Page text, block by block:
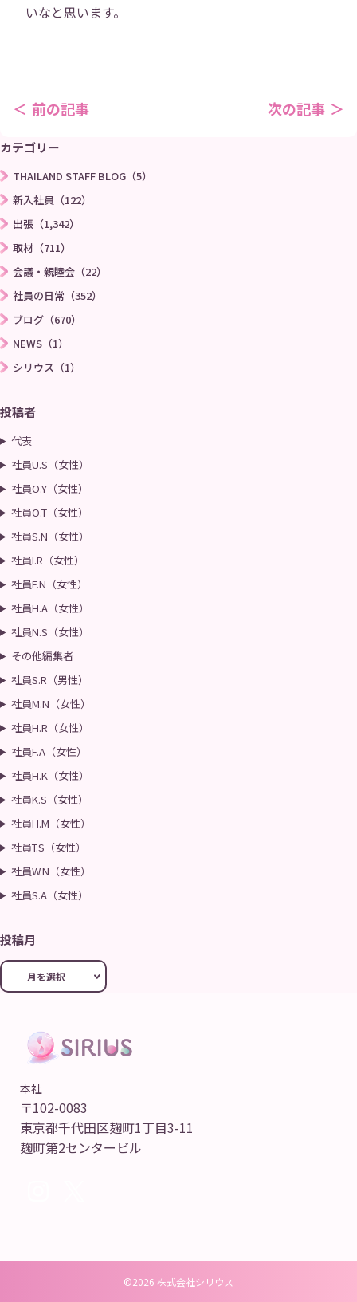
社員インタビュー
プロジェクト
Instagram
お問い合わせ
いなと思います。
前の記事 次の記事
カテゴリー
THAILAND STAFF BLOG（5）
新入社員（122）
出張（1,342）
取材（711）
会議・親睦会（22）
社員の日常（352）
ブログ（670）
NEWS（1）
シリウス（1）
投稿者
代表
社員U.S（女性）
社員O.Y（女性）
社員O.T（女性）
社員S.N（女性）
社員I.R（女性）
社員F.N（女性）
社員H.A（女性）
社員N.S（女性）
その他編集者
社員S.R（男性）
社員M.N（女性）
社員H.R（女性）
社員F.A（女性）
社員H.K（女性）
社員K.S（女性）
社員H.M（女性）
社員T.S（女性）
社員W.N（女性）
社員S.A（女性）
投稿月
本社
〒102-0083
東京都千代田区麹町1丁目3-11
麹町第2センタービル
©2026 株式会社シリウス